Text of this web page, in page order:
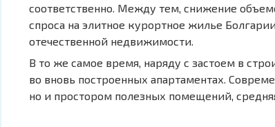
соответственно. Между тем, снижение
спроса на элитное курортное жилье
отечественной недвижимости.
В то же самое время, наряду с застоем в
во вновь построенных апартаментах.
но и простором полезных помещений,